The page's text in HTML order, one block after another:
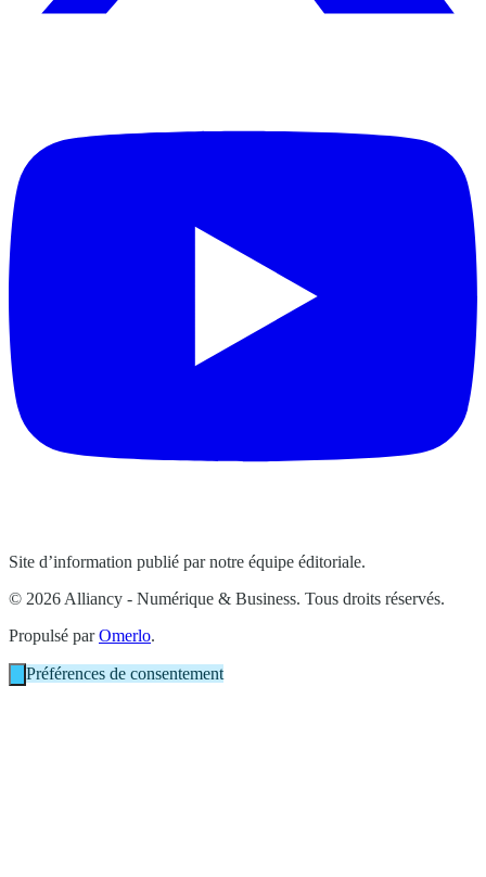
Site d’information publié par notre équipe éditoriale.
© 2026 Alliancy - Numérique & Business. Tous droits réservés.
Propulsé parOmerlo.
Préférences de consentement